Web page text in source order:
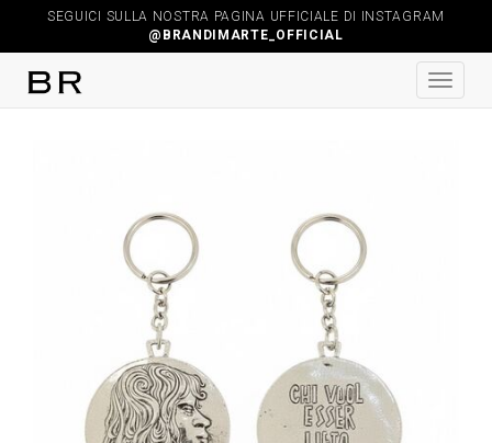
SEGUICI SULLA NOSTRA PAGINA UFFICIALE DI INSTAGRAM
@BRANDIMARTE_OFFICIAL